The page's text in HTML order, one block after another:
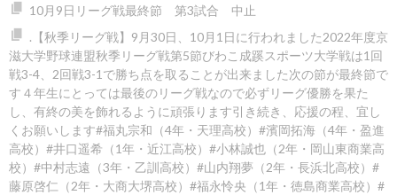
10月9日リーグ戦最終節 第3試合 中止
.【秋季リーグ戦】9月30日、10月1日に行われました2022年度京
滋大学野球連盟秋季リーグ戦第5節びわこ成蹊スポーツ大学戦は1回
戦3-4、2回戦3-1で勝ち点を取ることが出来ました️次の節が最終節で
す４年生にとっては最後のリーグ戦なので必ずリーグ優勝を果た
し、有終の美を飾れるように頑張ります️引き続き、応援の程、宜し
くお願いします#福丸宗和（4年・天理高校）#濱岡拓海（4年・盈進
高校）#井口遥希（1年・近江高校）#小林誠也（2年・岡山東商業高
校）#中村志遠（3年・乙訓高校）#山内翔夢（2年・長浜北高校）#
藤原啓仁（2年・大商大堺高校）#福永怜央（1年・徳島商業高校）#